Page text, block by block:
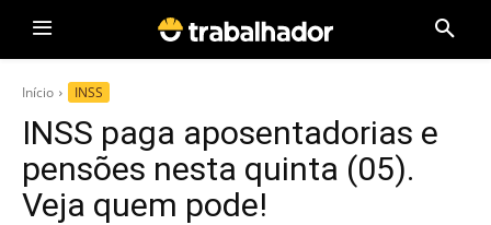
Início INSS
INSS paga aposentadorias e
pensões nesta quinta (05).
Veja quem pode!